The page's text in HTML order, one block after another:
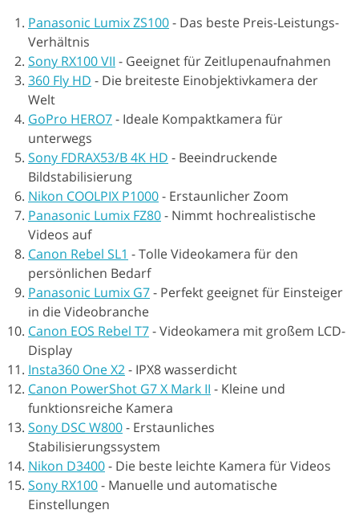
Panasonic Lumix ZS100- Das beste Preis-Leistungs-
Verhältnis
Sony RX100 VII - Geeignet für Zeitlupenaufnahmen
360 Fly HD - Die breiteste Einobjektivkamera der
Welt
GoPro HERO7- Ideale Kompaktkamera für
unterwegs
Sony FDRAX53/B 4K HD - Beeindruckende
Bildstabilisierung
Nikon COOLPIX P1000- Erstaunlicher Zoom
Panasonic Lumix FZ80- Nimmt hochrealistische
Videos auf
Canon Rebel SL1 -Tolle Videokamera für den
persönlichen Bedarf
Panasonic Lumix G7- Perfekt geeignet für Einsteiger
in die Videobranche
Canon EOS Rebel T7-Videokamera mit großem LCD-
Display
Insta360 One X2- IPX8 wasserdicht
Canon PowerShot G7 X Mark II - Kleine und
funktionsreiche Kamera
Sony DSC W800- Erstaunliches
Stabilisierungssystem
Nikon D3400- Die beste leichte Kamera für Videos
Sony RX100- Manuelle und automatische
Einstellungen